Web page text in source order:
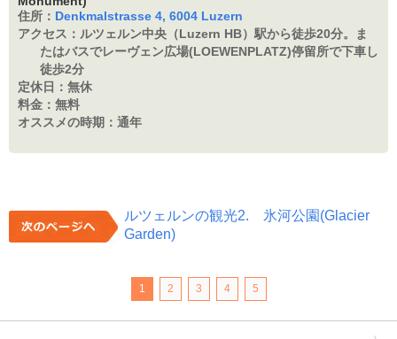
住所： Denkmalstrasse 4, 6004 Luzern
アクセス： ルツェルン中央（Luzern HB）駅から徒歩20分。ま
たはバスでレーヴェン広場(LOEWENPLATZ)停留所で下車し
徒歩2分
定休日： 無休
料金： 無料
オススメの時期： 通年
ルツェルンの観光2. 氷河公園(Glacier
Garden)
1 2 3 4 5